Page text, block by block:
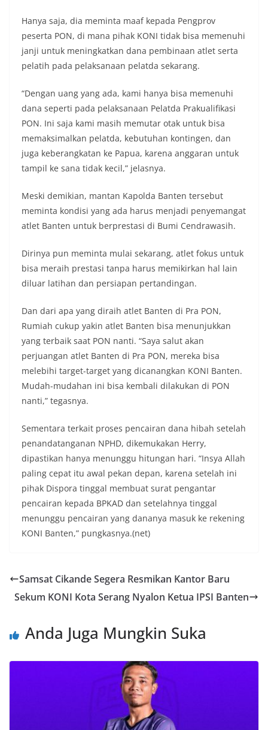
Hanya saja, dia meminta maaf kepada Pengprov
peserta PON, di mana pihak KONI tidak bisa memenuhi
janji untuk meningkatkan dana pembinaan atlet serta
pelatih pada pelaksanaan pelatda sekarang.
“Dengan uang yang ada, kami hanya bisa memenuhi
dana seperti pada pelaksanaan Pelatda Prakualifikasi
PON. Ini saja kami masih memutar otak untuk bisa
memaksimalkan pelatda, kebutuhan kontingen, dan
juga keberangkatan ke Papua, karena anggaran untuk
tampil ke sana tidak kecil,” jelasnya.
Meski demikian, mantan Kapolda Banten tersebut
meminta kondisi yang ada harus menjadi penyemangat
atlet Banten untuk berprestasi di Bumi Cendrawasih.
Dirinya pun meminta mulai sekarang, atlet fokus untuk
bisa meraih prestasi tanpa harus memikirkan hal lain
diluar latihan dan persiapan pertandingan.
Dan dari apa yang diraih atlet Banten di Pra PON,
Rumiah cukup yakin atlet Banten bisa menunjukkan
yang terbaik saat PON nanti. “Saya salut akan
perjuangan atlet Banten di Pra PON, mereka bisa
melebihi target-target yang dicanangkan KONI Banten.
Mudah-mudahan ini bisa kembali dilakukan di PON
nanti,” tegasnya.
Sementara terkait proses pencairan dana hibah setelah
penandatanganan NPHD, dikemukakan Herry,
dipastikan hanya menunggu hitungan hari. “Insya Allah
paling cepat itu awal pekan depan, karena setelah ini
pihak Dispora tinggal membuat surat pengantar
pencairan kepada BPKAD dan setelahnya tinggal
menunggu pencairan yang dananya masuk ke rekening
KONI Banten,” pungkasnya.(net)
Samsat Cikande Segera Resmikan Kantor Baru
Sekum KONI Kota Serang Nyalon Ketua IPSI Banten
Anda Juga Mungkin Suka